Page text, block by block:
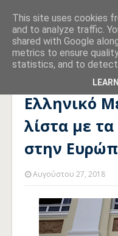
Αρχική σελίδα ΣΠΟΥΔΕΣ
με τα 15 καλύτερα στην
Ελληνικό
λίστα με
στην
Αυγούστου 27, 2018
This site uses cookies
and to analyze traffic.
shared with Google
metrics to ensure
statistics, and to detect